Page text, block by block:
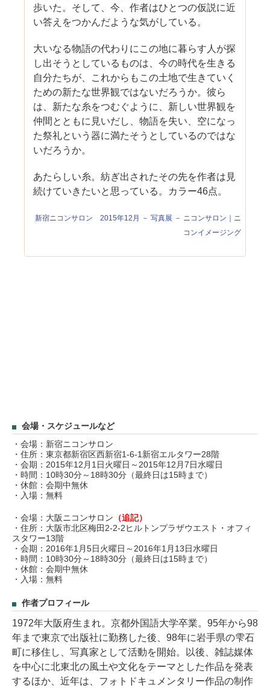
歩いた。そして、今、作者はひとつの仮説に近
い答えをつかんだような気がしている。
大いなる物語の代わりにこの地に暮らす人が探
し出そうとしているものは、今の時代を生きる
自分たちが、これからもこの土地で生きていく
ための新たな世界観ではないだろうか。彼ら
は、新たな糸をつむぐように、新しい世界観を
仲間とともに見いだし、物語を失い、空になっ
た祭礼という器に満たそうとしているのではな
いだろうか。
あたらしい糸。紡ぎ出されたその先を作者は見
続けていきたいと思っている。カラー46点。
新宿ニコンサロン 2015年12月 － 写真展 － ニコンサロン｜ニ
コンイメージング
会場・スケジュールなど
・会場：新宿ニコンサロン
・住所：東京都新宿区西新宿1-6-1新宿エルタワー28階
・会期：2015年12月1日火曜日～2015年12月7日水曜日
・時間：10時30分～18時30分（最終日は15時まで）
・休館：会期中無休
・入場：無料
・会場：大阪ニコンサロン （追記）
・住所：大阪市北区梅田2-2-2ヒルトンプラザウエスト・オフィ
スタワー13階
・会期：2016年1月5日火曜日～2016年1月13日水曜日
・時間：10時30分～18時30分（最終日は15時まで）
・休館：会期中無休
・入場：無料
作者プロフィール
1972年大阪府生まれ。京都外国語大学卒業。95年から98
年まで東京で出版社に勤務した後、98年に岩手県の雫石
町に移住し、写真家として活動を開始。以後、雑誌媒体
を中心に北東北の風土や文化をテーマとした作品を発表
するほか、近年は、フォトドキュメンタリー作品の制作